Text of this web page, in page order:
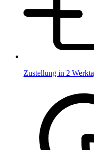
Zustellung in 2